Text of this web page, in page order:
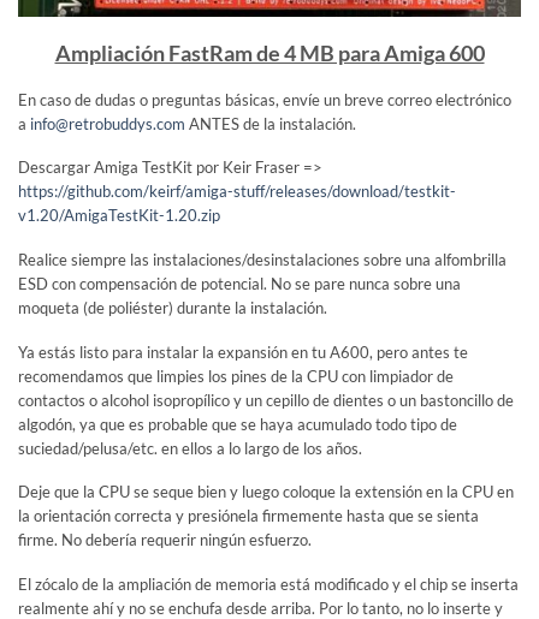
Ampliación FastRam de 4 MB para Amiga 600
En caso de dudas o preguntas básicas, envíe un breve correo electrónico
a info@retrobuddys.com ANTES de la instalación.
Descargar Amiga TestKit por Keir Fraser =>
https://github.com/keirf/amiga-stuff/releases/download/testkit-
v1.20/AmigaTestKit-1.20.zip
Realice siempre las instalaciones/desinstalaciones sobre una alfombrilla
ESD con compensación de potencial. No se pare nunca sobre una
moqueta (de poliéster) durante la instalación.
Ya estás listo para instalar la expansión en tu A600, pero antes te
recomendamos que limpies los pines de la CPU con limpiador de
contactos o alcohol isopropílico y un cepillo de dientes o un bastoncillo de
algodón, ya que es probable que se haya acumulado todo tipo de
suciedad/pelusa/etc. en ellos a lo largo de los años.
Deje que la CPU se seque bien y luego coloque la extensión en la CPU en
la orientación correcta y presiónela firmemente hasta que se sienta
firme. No debería requerir ningún esfuerzo.
El zócalo de la ampliación de memoria está modificado y el chip se inserta
realmente ahí y no se enchufa desde arriba. Por lo tanto, no lo inserte y